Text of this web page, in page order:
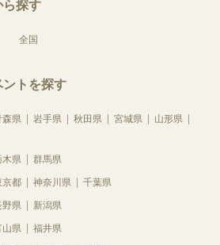
ら探す
全国
トを探す
森県 岩手県 秋田県 宮城県
山形県
木県 群馬県
京都 神奈川県 千葉県
野県 新潟県
山県 福井県